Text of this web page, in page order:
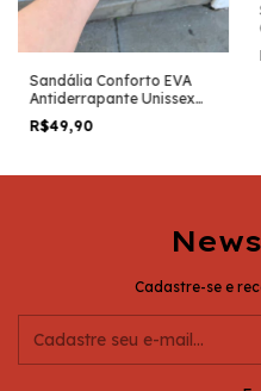
Sandália Conforto EVA
Antiderrapante Unissex
Faixa Leve Macia Casual
Dia a Dia
R$49,90
Cadastre-se e